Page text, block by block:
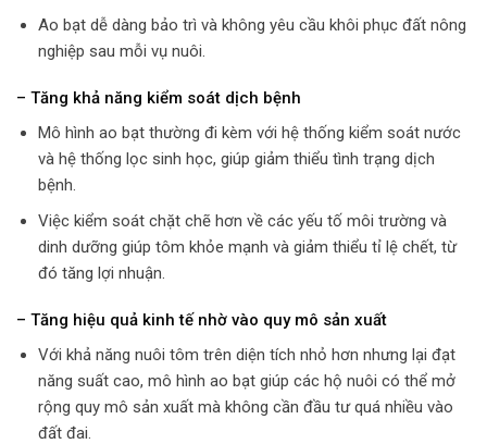
Ao bạt dễ dàng bảo trì và không yêu cầu khôi phục đất nông
nghiệp sau mỗi vụ nuôi.
– Tăng khả năng kiểm soát dịch bệnh
Mô hình ao bạt thường đi kèm với hệ thống kiểm soát nước
và hệ thống lọc sinh học, giúp giảm thiểu tình trạng dịch
bệnh.
Việc kiểm soát chặt chẽ hơn về các yếu tố môi trường và
dinh dưỡng giúp tôm khỏe mạnh và giảm thiểu tỉ lệ chết, từ
đó tăng lợi nhuận.
– Tăng hiệu quả kinh tế nhờ vào quy mô sản xuất
Với khả năng nuôi tôm trên diện tích nhỏ hơn nhưng lại đạt
năng suất cao, mô hình ao bạt giúp các hộ nuôi có thể mở
rộng quy mô sản xuất mà không cần đầu tư quá nhiều vào
đất đai.